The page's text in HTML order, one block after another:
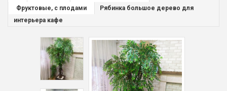
Фруктовые, с плодами
Рябинка большое дерево для
интерьера кафе